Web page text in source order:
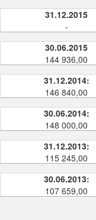
31.12.2015
-
30.06.2015
144 936,00
31.12.2014:
146 840,00
30.06.2014:
148 000,00
31.12.2013:
115 245,00
30.06.2013:
107 659,00